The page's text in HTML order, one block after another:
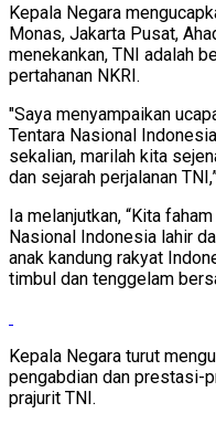
Kepala Negara
Monas, Jakarta Pusat,
menekankan, TNI adalah
pertahanan NKRI.
"Saya menyampaikan
Tentara Nasional
sekalian, marilah kita
dan sejarah perjalanan
Ia melanjutkan, “Kita
Nasional Indonesia lahir
anak kandung rakyat
timbul dan tenggelam
Kepala Negara turut
pengabdian dan prestasi-
prajurit TNI.